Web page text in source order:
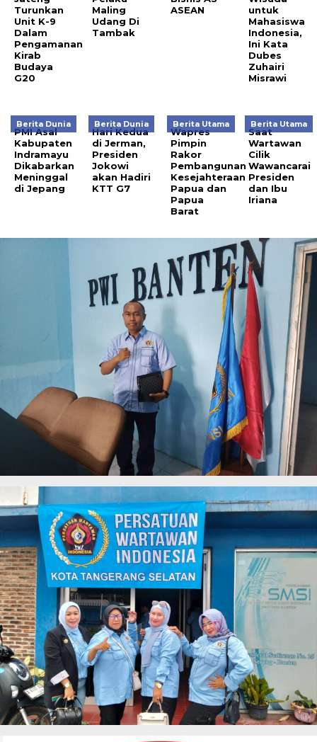
Turunkan
Unit K-9
Dalam
Pengamanan
Kirab
Budaya
G20
Maling
Udang Di
Tambak
ASEAN
untuk
Mahasiswa
Indonesia,
Ini Kata
Dubes
Zuhairi
Misrawi
Berita Dunia
PMI Asal
Kabupaten
Indramayu
Dikabarkan
Meninggal
di Jepang
Berita Dunia
Hari Kedua
di Jerman,
Presiden
Jokowi
akan Hadiri
KTT G7
Berita Utama
Wapres
Pimpin
Rakor
Pembangunan
Kesejahteraan
Papua dan
Papua
Barat
Berita Utama
Saat
Wartawan
Cilik
Wawancarai
Presiden
dan Ibu
Iriana